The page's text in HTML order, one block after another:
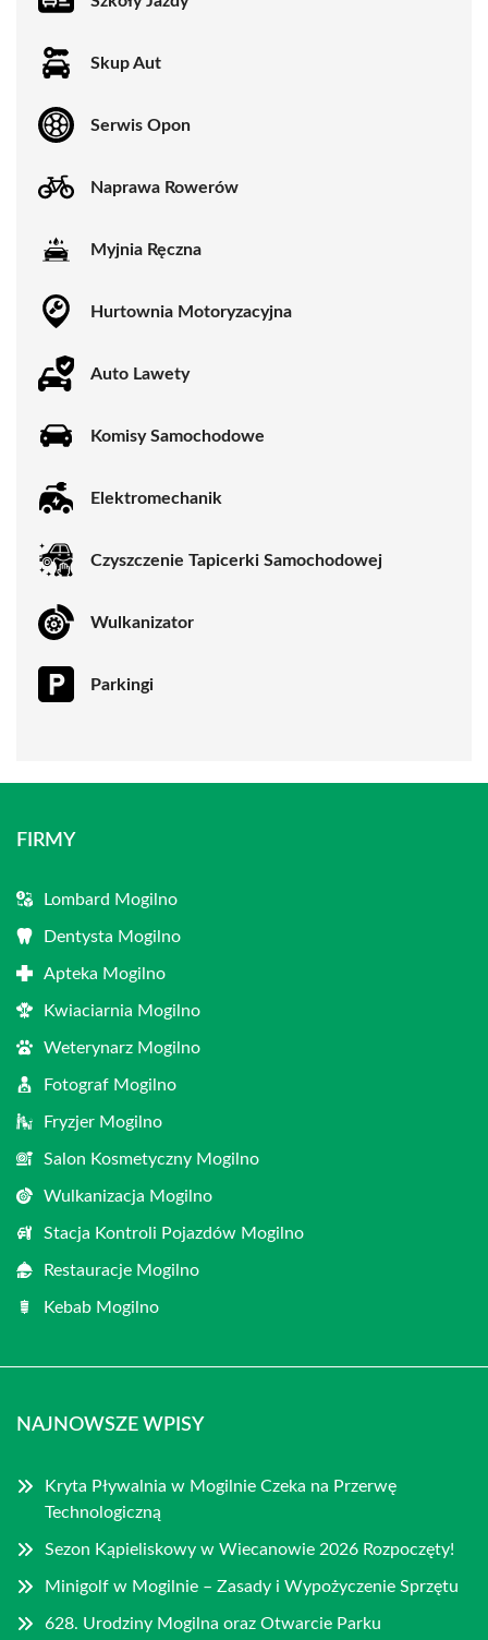
Skup Aut
Serwis Opon
Naprawa Rowerów
Myjnia Ręczna
Hurtownia Motoryzacyjna
Auto Lawety
Komisy Samochodowe
Elektromechanik
Czyszczenie Tapicerki Samochodowej
Wulkanizator
Parkingi
FIRMY
Lombard Mogilno
Dentysta Mogilno
Apteka Mogilno
Kwiaciarnia Mogilno
Weterynarz Mogilno
Fotograf Mogilno
Fryzjer Mogilno
Salon Kosmetyczny Mogilno
Wulkanizacja Mogilno
Stacja Kontroli Pojazdów Mogilno
Restauracje Mogilno
Kebab Mogilno
NAJNOWSZE WPISY
Kryta Pływalnia w Mogilnie Czeka na Przerwę
Technologiczną
Sezon Kąpieliskowy w Wiecanowie 2026 Rozpoczęty!
Minigolf w Mogilnie – Zasady i Wypożyczenie Sprzętu
628. Urodziny Mogilna oraz Otwarcie Parku